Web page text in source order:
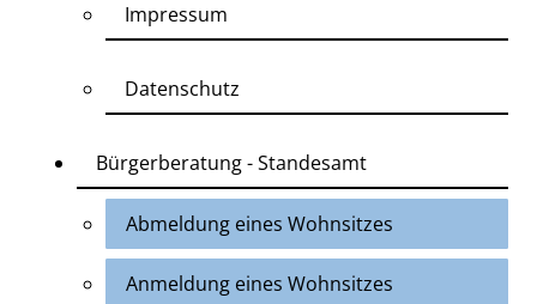
Impressum
Datenschutz
Bürgerberatung - Standesamt
Abmeldung eines Wohnsitzes
Anmeldung eines Wohnsitzes